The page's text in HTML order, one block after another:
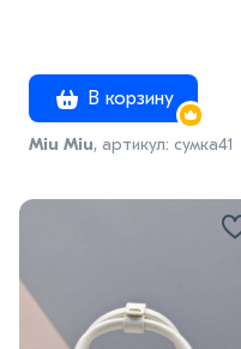
В корзину
Miu Miu, артикул: сумка41